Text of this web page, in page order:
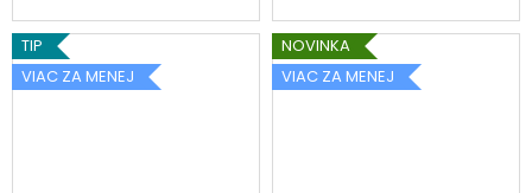
TIP
VIAC ZA MENEJ
NOVINKA
VIAC ZA MENEJ